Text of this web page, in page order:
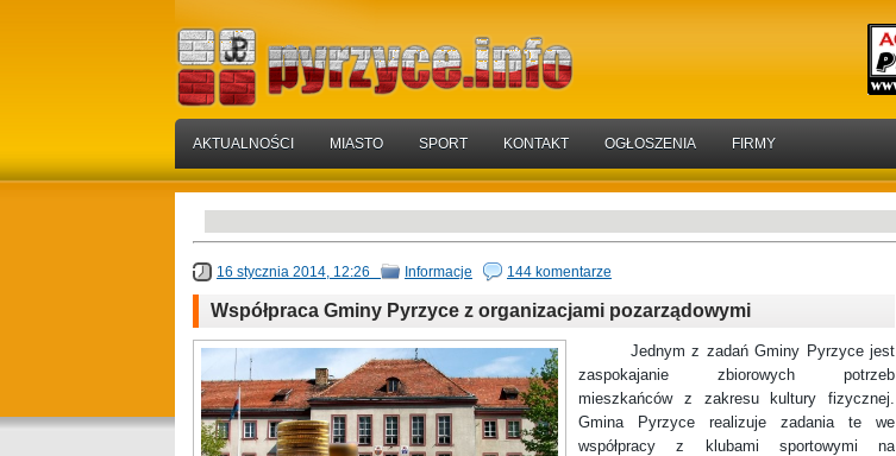
AKTUALNOŚCI MIASTO SPORT KONTAKT OGŁOSZENIA FIRMY
16 stycznia 2014, 12:26 Informacje 144 komentarze
Współpraca Gminy Pyrzyce z organizacjami pozarządowymi
Jednym z zadań Gminy Pyrzyce jest
zaspokajanie zbiorowych potrzeb
mieszkańców z zakresu kultury fizycznej.
Gmina Pyrzyce realizuje zadania te we
współpracy z klubami sportowymi na